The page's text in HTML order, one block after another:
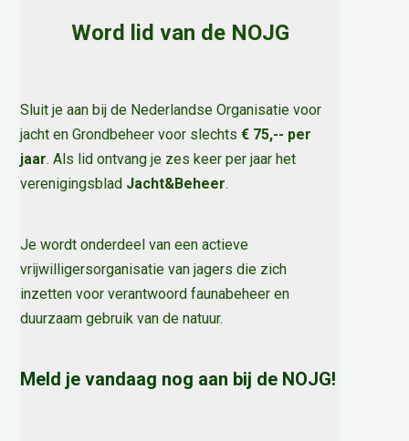
Word lid van de NOJG
Sluit je aan bij de Nederlandse Organisatie voor
jacht en Grondbeheer voor slechts€ 75,-- per
jaar. Als lid ontvang je zes keer per jaar het
verenigingsblad Jacht&Beheer.
Je wordt onderdeel van een actieve
vrijwilligersorganisatie van jagers die zich
inzetten voor verantwoord faunabeheer en
duurzaam gebruik van de natuur.
Meld je vandaag nog aan bij de NOJG!